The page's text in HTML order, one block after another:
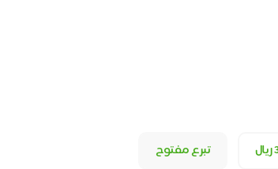
تبرع مفتوح